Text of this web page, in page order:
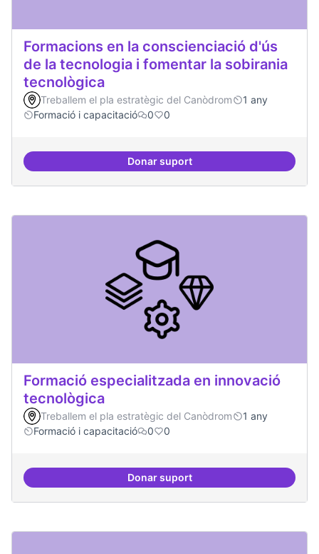
Formacions en la conscienciació d'ús
de la tecnologia i fomentar la sobirania
tecnològica
Treballem el pla estratègic del Canòdrom
1 any
Formació i capacitació
0 0
Donar suportFormacions en la
Formació especialitzada en innovació
tecnològica
Treballem el pla estratègic del Canòdrom
1 any
Formació i capacitació
0 0
Donar suportFormació especialitzada en